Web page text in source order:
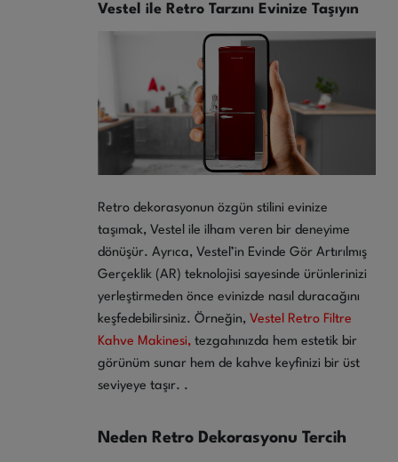
Vestel ile Retro Tarzını Evinize Taşıyın
Retro dekorasyonun özgün stilini evinize
taşımak, Vestel ile ilham veren bir deneyime
dönüşür. Ayrıca, Vestel’in Evinde Gör Artırılmış
Gerçeklik (AR) teknolojisi sayesinde ürünlerinizi
yerleştirmeden önce evinizde nasıl duracağını
keşfedebilirsiniz. Örneğin, Vestel Retro Filtre
Kahve Makinesi, tezgahınızda hem estetik bir
görünüm sunar hem de kahve keyfinizi bir üst
seviyeye taşır. .
Neden Retro Dekorasyonu Tercih